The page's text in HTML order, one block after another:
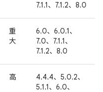
7.1.1、7.1.2、8.0
重
大
6.0、6.0.1、
7.0、7.1.1、
7.1.2、8.0
高
4.4.4、5.0.2、
5.1.1、6.0、